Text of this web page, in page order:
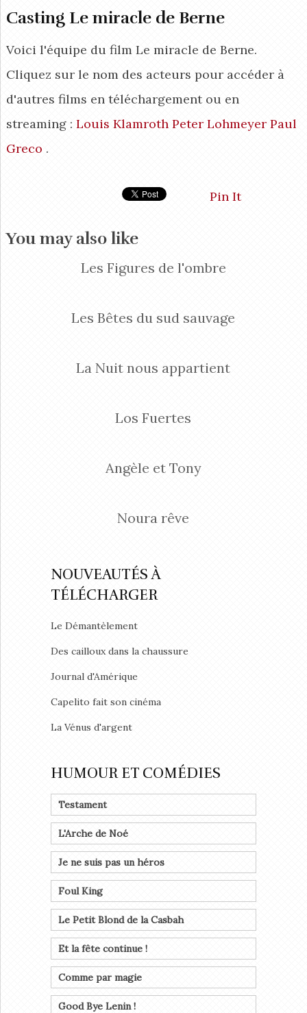
Casting Le miracle de Berne
Voici l'équipe du film Le miracle de Berne.
Cliquez sur le nom des acteurs pour accéder à
d'autres films en téléchargement ou en
streaming : Louis Klamroth Peter Lohmeyer Paul
Greco .
Pin It
You may also like
Les Figures de l'ombre
Les Bêtes du sud sauvage
La Nuit nous appartient
Los Fuertes
Angèle et Tony
Noura rêve
NOUVEAUTÉS À
TÉLÉCHARGER
Le Démantèlement
Des cailloux dans la chaussure
Journal d'Amérique
Capelito fait son cinéma
La Vénus d'argent
HUMOUR ET COMÉDIES
Testament
L'Arche de Noé
Je ne suis pas un héros
Foul King
Le Petit Blond de la Casbah
Et la fête continue !
Comme par magie
Good Bye Lenin !